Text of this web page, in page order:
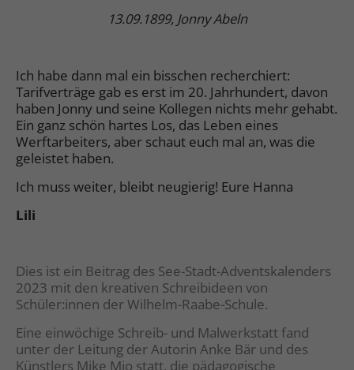
13.09.1899, Jonny Abeln
Ich habe dann mal ein bisschen recherchiert:
Tarifverträge gab es erst im 20. Jahrhundert, davon
haben Jonny und seine Kollegen nichts mehr gehabt.
Ein ganz schön hartes Los, das Leben eines
Werftarbeiters, aber schaut euch mal an, was die
geleistet haben.
Ich muss weiter, bleibt neugierig! Eure Hanna
Lili
Dies ist ein Beitrag des See-Stadt-Adventskalenders
2023 mit den kreativen Schreibideen von
Schüler:innen der Wilhelm-Raabe-Schule.
Eine einwöchige Schreib- und Malwerkstatt fand
unter der Leitung der Autorin Anke Bär und des
Künstlers Mike Mio statt, die pädagogische